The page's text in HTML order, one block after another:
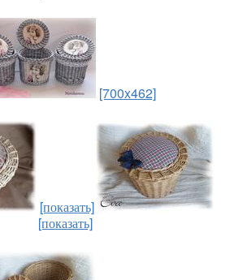
[700x462]
[показать]
[показать]